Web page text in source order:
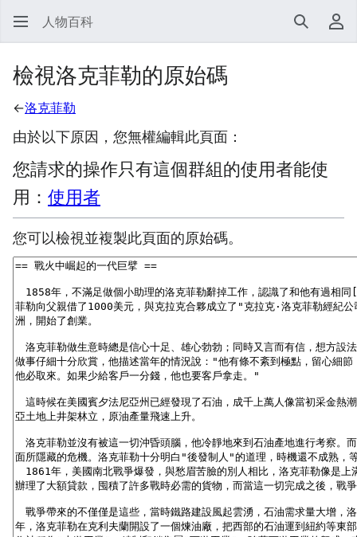
人物百科 搜尋 使
檢視洛克菲勒的原始碼
←洛克菲勒
由於以下原因，您無權編輯此頁面：
您請求的操作只有這個群組的使用者能使
用： 使用者
您可以檢視並複製此頁面的原始碼。